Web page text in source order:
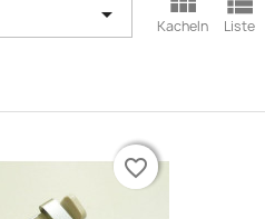
 Kacheln Liste
favorite_border
favorite_border